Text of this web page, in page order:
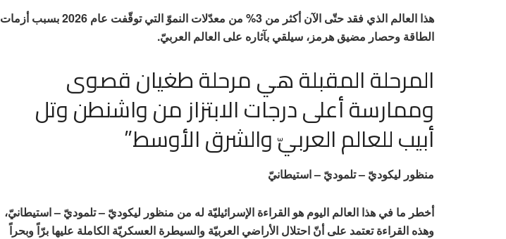
هذا العالم الذي فقد حتّى الآن أكثر من 3% من معدّلات النموّ التي توقّفت عام 2026 بسبب أزمات
الطاقة وحصار مضيق هرمز، سيلقي بآثاره على العالم العربيّ.
المرحلة المقبلة هي مرحلة طغيان قصوى
وممارسة أعلى درجات الابتزاز من واشنطن وتل
أبيب للعالم العربيّ والشرق الأوسط”
منظور ليكوديّ – تلموديّ – استيطانيّ
أخطر ما في هذا العالم اليوم هو القراءة الإسرائيليّة له من منظور ليكوديّ – تلموديّ – استيطانيّ،
وهذه القراءة تعتمد على أنّ احتلال الأراضي العربيّة والسيطرة العسكريّة الكاملة عليها برّاً وبحراً